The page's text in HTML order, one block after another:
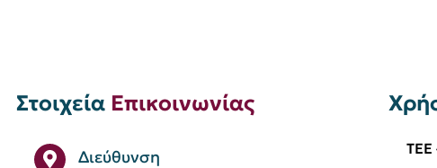
Στοιχεία Επικοινωνίας
Διεύθυνση